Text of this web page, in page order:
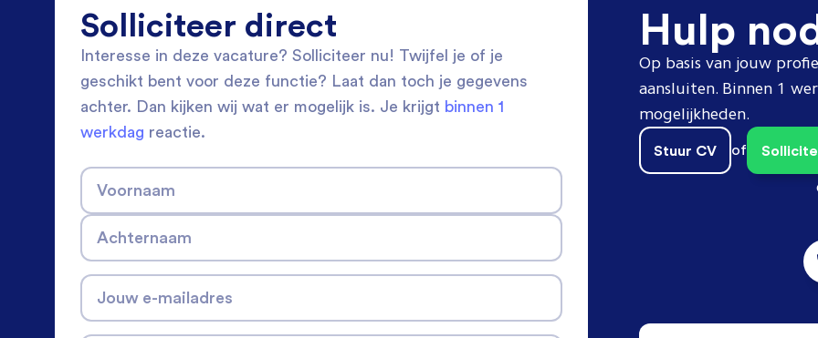
Solliciteer direct
Interesse in deze vacature? Solliciteer nu! Twijfel je of je
geschikt bent voor deze functie? Laat dan toch je gegevens
achter. Dan kijken wij wat er mogelijk is. Je krijgt binnen 1
werkdag reactie.
Voornaam
Achternaam
Jouw e-mailadres
Hulp
Op basis van jouw
aansluiten. Binnen 1
mogelijkheden.
Stuur CV of